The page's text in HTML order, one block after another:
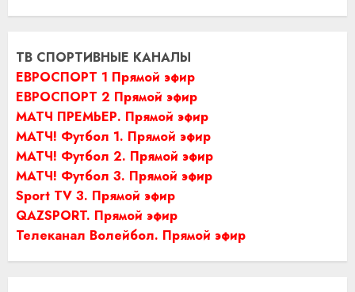
ТВ СПОРТИВНЫЕ КАНАЛЫ
ЕВРОСПОРТ 1 Прямой эфир
ЕВРОСПОРТ 2 Прямой эфир
МАТЧ ПРЕМЬЕР. Прямой эфир
МАТЧ! Футбол 1. Прямой эфир
МАТЧ! Футбол 2. Прямой эфир
МАТЧ! Футбол 3. Прямой эфир
Sport TV 3. Прямой эфир
QAZSPORT. Прямой эфир
Телеканал Волейбол. Прямой эфир